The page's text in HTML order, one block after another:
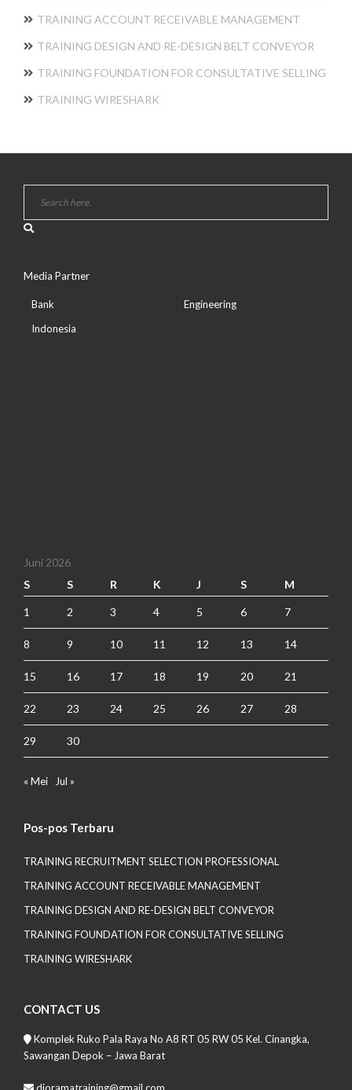
TRAINING ACCOUNT RECEIVABLE MANAGEMENT
TRAINING DESIGN AND RE-DESIGN BELT CONVEYOR
TRAINING FOUNDATION FOR CONSULTATIVE SELLING
TRAINING WIRESHARK
Media Partner
Bank
Indonesia
Engineering
Juni 2026
S
S R K J S M
1 2 3 4 5 6 7
8 9 10 11 12 13 14
15 16 17 18 19 20 21
22 23 24 25 26 27 28
29 30
« Mei Jul »
Pos-pos Terbaru
TRAINING RECRUITMENT SELECTION PROFESSIONAL
TRAINING ACCOUNT RECEIVABLE MANAGEMENT
TRAINING DESIGN AND RE-DESIGN BELT CONVEYOR
TRAINING FOUNDATION FOR CONSULTATIVE SELLING
TRAINING WIRESHARK
CONTACT US
Komplek Ruko Pala Raya No A8 RT 05 RW 05 Kel. Cinangka,
Sawangan Depok – Jawa Barat
dioramatraining@gmail.com